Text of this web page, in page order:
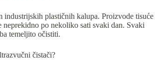
industrijskih plastičnih kalupa. Proizvode tisuće
neprekidno po nekoliko sati svaki dan. Svaki
temeljito očistiti.
čistači?